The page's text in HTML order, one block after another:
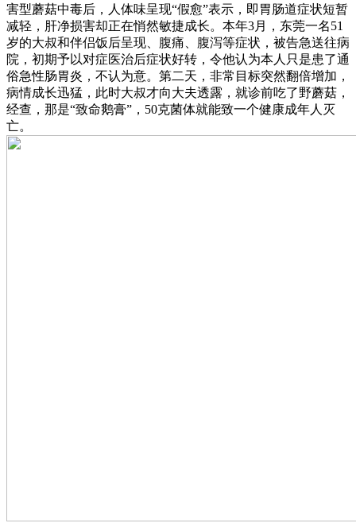
害型蘑菇中毒后，人体味呈现“假愈”表示，即胃肠道症状短暂
减轻，肝净损害却正在悄然敏捷成长。本年3月，东莞一名51
岁的大叔和伴侣饭后呈现、腹痛、腹泻等症状，被告急送往病
院，初期予以对症医治后症状好转，令他认为本人只是患了通
俗急性肠胃炎，不认为意。第二天，非常目标突然翻倍增加，
病情成长迅猛，此时大叔才向大夫透露，就诊前吃了野蘑菇，
经查，那是“致命鹅膏”，50克菌体就能致一个健康成年人灭
亡。